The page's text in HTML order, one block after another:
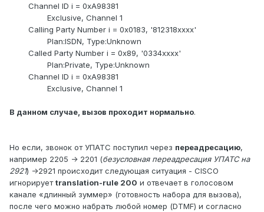
Channel ID i = 0xA98381
Exclusive, Channel 1
Calling Party Number i = 0x0183, '812318xxxx'
Plan:ISDN, Type:Unknown
Called Party Number i = 0x89, '0334xxxx'
Plan:Private, Type:Unknown
Channel ID i = 0xA98381
Exclusive, Channel 1
В данном случае, вызов проходит нормально.
Но если, звонок от УПАТС поступил через переадресацию,
например 2205 -> 2201 (безусловная переадресация УПАТС на
2921) ->2921 происходит следующая ситуация - CISCO
игнорируетtranslation-rule 200 и отвечает в голосовом
канале «длинный зуммер» (готовность набора для вызова),
после чего можно набрать любой номер (DTMF) и согласно